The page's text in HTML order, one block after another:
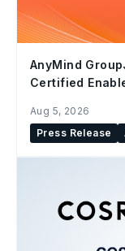
AnyMind Group
Certified
Aug 5, 2026
Press Release